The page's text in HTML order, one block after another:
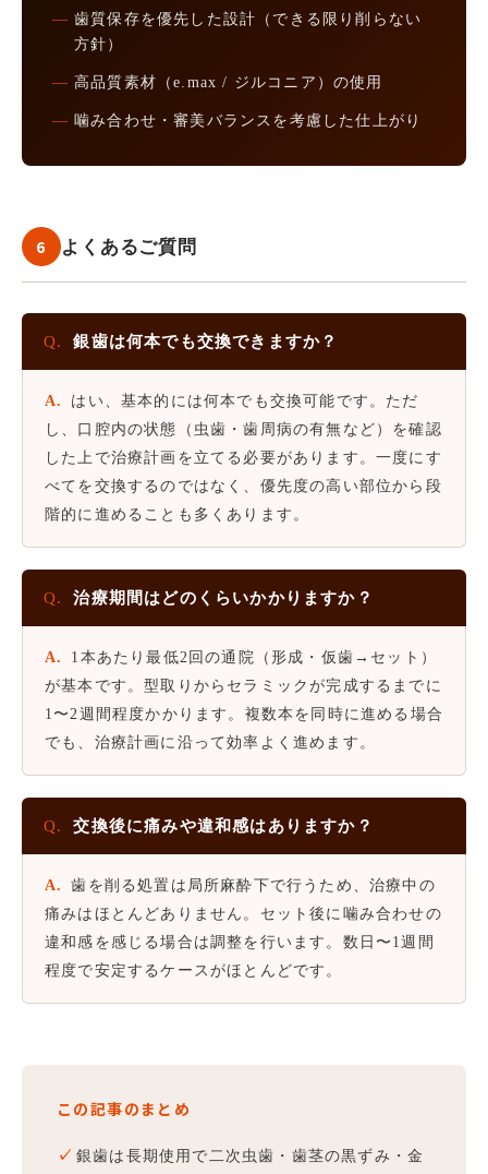
— 歯質保存を優先した設計（できる限り削らない
方針）
— 高品質素材（e.max / ジルコニア）の使用
— 噛み合わせ・審美バランスを考慮した仕上がり
6 よくあるご質問
Q. 銀歯は何本でも交換できますか？
A.
はい、基本的には何本でも交換可能です。ただ
し、口腔内の状態（虫歯・歯周病の有無など）を確認
した上で治療計画を立てる必要があります。一度にす
べてを交換するのではなく、優先度の高い部位から段
階的に進めることも多くあります。
Q. 治療期間はどのくらいかかりますか？
A.
1本あたり最低2回の通院（形成・仮歯→セット）
が基本です。型取りからセラミックが完成するまでに
1〜2週間程度かかります。複数本を同時に進める場合
でも、治療計画に沿って効率よく進めます。
Q. 交換後に痛みや違和感はありますか？
A.
歯を削る処置は局所麻酔下で行うため、治療中の
痛みはほとんどありません。セット後に噛み合わせの
違和感を感じる場合は調整を行います。数日〜1週間
程度で安定するケースがほとんどです。
この記事のまとめ
✓ 銀歯は長期使用で二次虫歯・歯茎の黒ずみ・金